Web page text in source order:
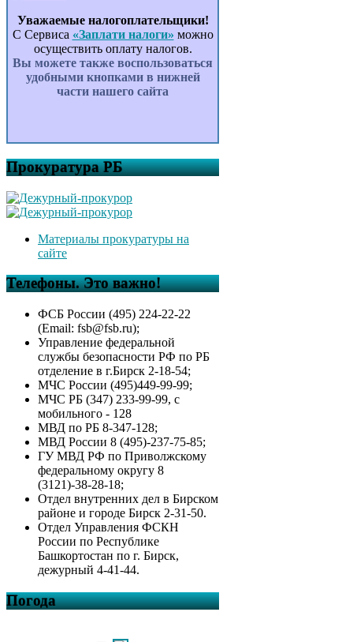
Уважаемые налогоплательщики!
С Сервиса «Заплати налоги» можно
осуществить оплату налогов.
Вы можете также воспользоваться
удобными кнопками в нижней
части нашего сайта
Прокуратура РБ
Материалы прокуратуры на
сайте
Телефоны. Это важно!
ФСБ России (495) 224-22-22
(Email: fsb@fsb.ru);
Управление федеральной
службы безопасности РФ по РБ
отделение в г.Бирск 2-18-54;
МЧС России (495)449-99-99;
МЧС РБ (347) 233-99-99, с
мобильного - 128
МВД по РБ 8-347-128;
МВД России 8 (495)-237-75-85;
ГУ МВД РФ по Приволжскому
федеральному округу 8
(3121)-38-28-18;
Отдел внутренних дел в Бирском
районе и городе Бирск 2-31-50.
Отдел Управления ФСКН
России по Республике
Башкортостан по г. Бирск,
дежурный 4-41-44.
Погода